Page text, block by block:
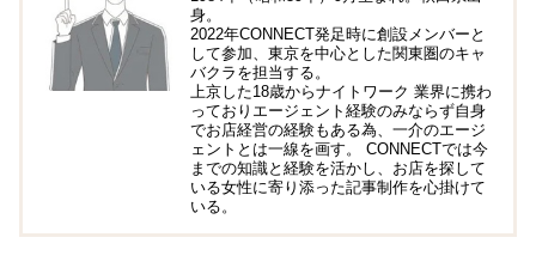
身。
2022年CONNECT発足時に創設メンバーと
して参加、東京を中心とした関東圏のキャ
バクラを担当する。
上京した18歳からナイトワーク 業界に携わ
っておりエージェント経験のみならず自身
でお店経営の経験もある為、一介のエージ
ェントとは一線を画す。 CONNECTでは今
までの知識と経験を活かし、お店を探して
いる女性に寄り添った記事制作を心掛けて
いる。